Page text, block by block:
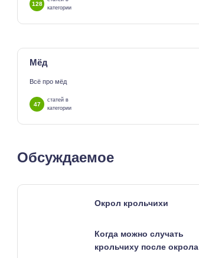
128
категории
Мёд
Всё про мёд
47
статей в
категории
Обсуждаемое
Окрол крольчихи
Когда можно случать
крольчиху после окрола